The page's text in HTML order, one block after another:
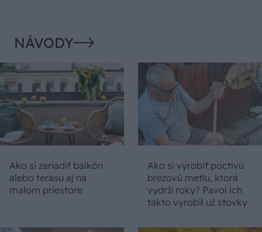
NÁVODY
Ako si zariadiť balkón
alebo terasu aj na
malom priestore
Ako si vyrobiť poctivú
brezovú metlu, ktorá
vydrží roky? Pavol ich
takto vyrobil už stovky